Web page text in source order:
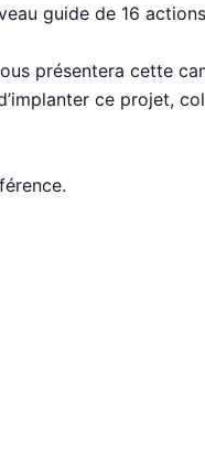
guide de 16
présentera cette
ce projet,